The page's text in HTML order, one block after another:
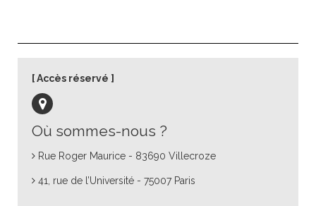
Où sommes-nous ?
Rue Roger Maurice - 83690 Villecroze
41, rue de l’Université - 75007 Paris
Accès réservé